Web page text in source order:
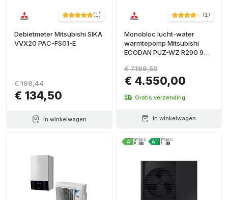
(1)
Debietmeter Mitsubishi SIKA
VVX20 PAC-FS01-E
€ 134,50
€ 198,44
In winkelwagen
(1)
Monobloc lucht-water
warmtepomp Mitsubishi
ECODAN PUZ-WZ R290 9
€ 4.550,00
€ 7.199,50
Gratis verzending
In winkelwagen